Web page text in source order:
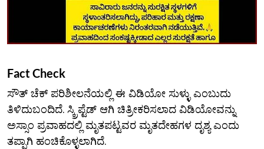
Fact Check
ಸೌತ್ ಚೆಕ್ ಪರಿಶೀಲನೆಯಲ್ಲಿ ಈ ವಿಡಿಯೋ ಸುಳ್ಳು ಎಂಬುದು
ತಿಳಿದುಬಂದಿದೆ. ಸ್ಕ್ರಿಪ್ಟೆಡ್ ಆಗಿ ಚಿತ್ರೀಕರಿಸಲಾದ ವಿಡಿಯೋವನ್ನು
ಅಸ್ಸಾಂ ಪ್ರವಾಹದಲ್ಲಿ ಮೃತಪಟ್ಟವರ ಮೃತದೇಹಗಳ ದೃಶ್ಯ ಎಂದು
ತಪ್ಪಾಗಿ ಹಂಚಿಕೊಳ್ಳಲಾಗಿದೆ.